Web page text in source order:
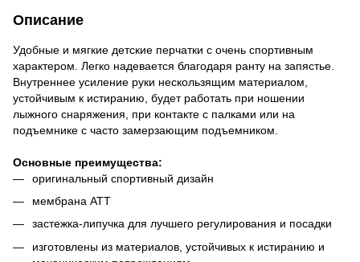
Описание
Удобные и мягкие детские перчатки с очень спортивным
характером. Легко надевается благодаря ранту на запястье.
Внутреннее усиление руки нескользящим материалом,
устойчивым к истиранию, будет работать при ношении
лыжного снаряжения, при контакте с палками или на
подъемнике с часто замерзающим подъемником.
Основные преимущества:
оригинальный спортивный дизайн
мембрана ATT
застежка-липучка для лучшего регулирования и посадки
изготовлены из материалов, устойчивых к истиранию и